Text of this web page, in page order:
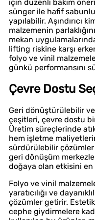
için düzenli bakım
sünger ile hafif
yapılabilir. Aşındırıcı
malzemenin
mekan
lifting riskine karşı
folyo ve vinil
günkü performansını
Çevre Dostu
Geri dönüştürülebilir
çeşitleri, çevre dostu
Üretim süreçlerinde
hem işletme
sürdürülebilir çözümler
geri dönüşüm
doğaya olan etkisini en
Folyo ve vinil
yaratıcılığı ve
çözümler getirir.
cephe giydirmelere